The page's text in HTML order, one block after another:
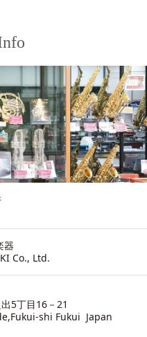
器
Co., Ltd.
5丁目16－21
shi Fukui Japan